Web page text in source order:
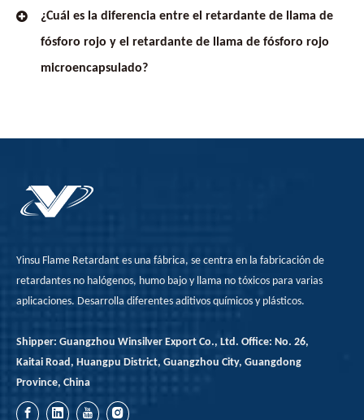
¿Cuál es la diferencia entre el retardante de llama de
fósforo rojo y el retardante de llama de fósforo rojo
microencapsulado?
Yinsu Flame Retardant es una fábrica, se centra en la fabricación de
retardantes no halógenos, humo bajo y llama no tóxicos para varias
aplicaciones. Desarrolla diferentes aditivos químicos y plásticos.
Shipper: Guangzhou Winsilver Export Co., Ltd. Office: No. 26,
Kaitai Road, Huangpu District, Guangzhou City, Guangdong
Province, China